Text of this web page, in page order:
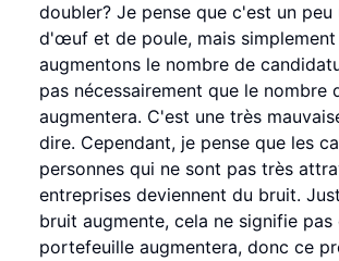
doubler? Je pense que c'est un
d'œuf et de poule, mais
augmentons le nombre de
pas nécessairement que le nombre
augmentera. C'est une très
dire. Cependant, je pense que les
personnes qui ne sont pas très
entreprises deviennent du bruit.
bruit augmente, cela ne signifie pas
portefeuille augmentera, donc ce